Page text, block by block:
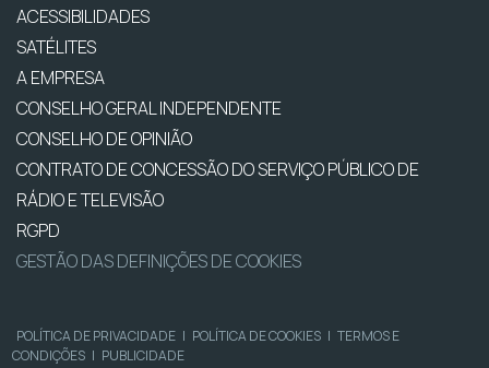
ACESSIBILIDADES
SATÉLITES
A EMPRESA
CONSELHO GERAL INDEPENDENTE
CONSELHO DE OPINIÃO
CONTRATO DE CONCESSÃO DO SERVIÇO PÚBLICO DE
RÁDIO E TELEVISÃO
RGPD
GESTÃO DAS DEFINIÇÕES DE COOKIES
POLÍTICA DE PRIVACIDADE | POLÍTICA DE COOKIES | TERMOS E
CONDIÇÕES | PUBLICIDADE